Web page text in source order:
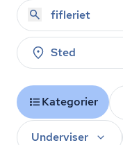
Sted
Kategorier
Underviser